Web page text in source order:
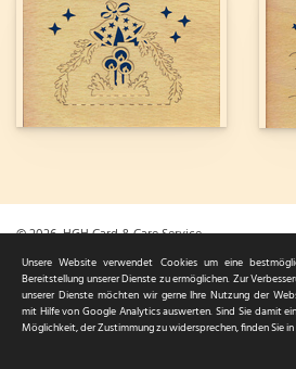
© 2026 HGH Card & Care Service
Sitemap|Datenschutzerklärung| Impressum
Unsere Website verwendet Cookies um eine
Bereitstellung unserer Dienste zu ermöglichen. Zur
unserer Dienste möchten wir gerne Ihre Nutzung der
mit Hilfe von Google Analytics auswerten. Sind Sie damit
Möglichkeit, der Zustimmung zu widersprechen, finden Sie